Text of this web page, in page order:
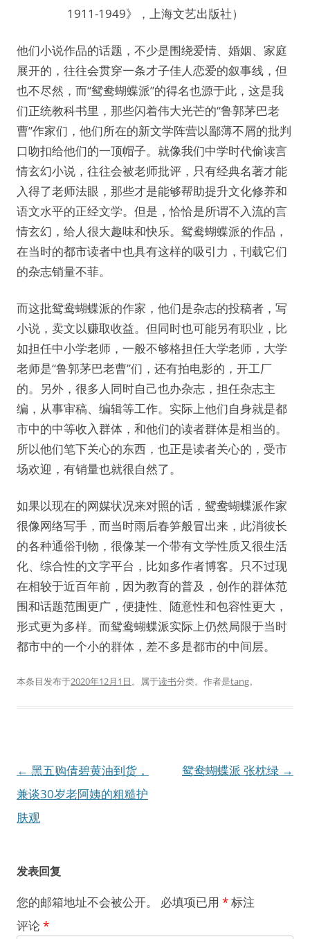
1911-1949》，上海文艺出版社）
他们小说作品的话题，不少是围绕爱情、婚姻、家庭
展开的，往往会贯穿一条才子佳人恋爱的叙事线，但
也不尽然，而“鸳鸯蝴蝶派”的得名也源于此，这是我
们正统教科书里，那些闪着伟大光芒的“鲁郭茅巴老
曹”作家们，他们所在的新文学阵营以鄙薄不屑的批判
口吻扣给他们的一顶帽子。就像我们中学时代偷读言
情玄幻小说，往往会被老师批评，只有经典名著才能
入得了老师法眼，那些才是能够帮助提升文化修养和
语文水平的正经文学。但是，恰恰是所谓不入流的言
情玄幻，给人很大趣味和快乐。鸳鸯蝴蝶派的作品，
在当时的都市读者中也具有这样的吸引力，刊载它们
的杂志销量不菲。
而这批鸳鸯蝴蝶派的作家，他们是杂志的投稿者，写
小说，卖文以赚取收益。但同时也可能另有职业，比
如担任中小学老师，一般不够格担任大学老师，大学
老师是“鲁郭茅巴老曹”们，还有拍电影的，开工厂
的。另外，很多人同时自己也办杂志，担任杂志主
编，从事审稿、编辑等工作。实际上他们自身就是都
市中的中等收入群体，和他们的读者群体是相当的。
所以他们笔下关心的东西，也正是读者关心的，受市
场欢迎，有销量也就很自然了。
如果以现在的网媒状况来对照的话，鸳鸯蝴蝶派作家
很像网络写手，而当时雨后春笋般冒出来，此消彼长
的各种通俗刊物，很像某一个带有文学性质又很生活
化、综合性的文字平台，比如多作者博客。只不过现
在相较于近百年前，因为教育的普及，创作的群体范
围和话题范围更广，便捷性、随意性和包容性更大，
形式更为多样。而鸳鸯蝴蝶派实际上仍然局限于当时
都市中的一个小的群体，差不多是都市的中间层。
本条目发布于2020年12月1日。属于读书分类。 作者是tang。
文
章
导
← 黑五购倩碧黄油到货，
兼谈30岁老阿姨的粗糙护
肤观
鸳鸯蝴蝶派 张枕绿 →
发表回复
您的邮箱地址不会被公开。 必填项已用 *标注
评论 *